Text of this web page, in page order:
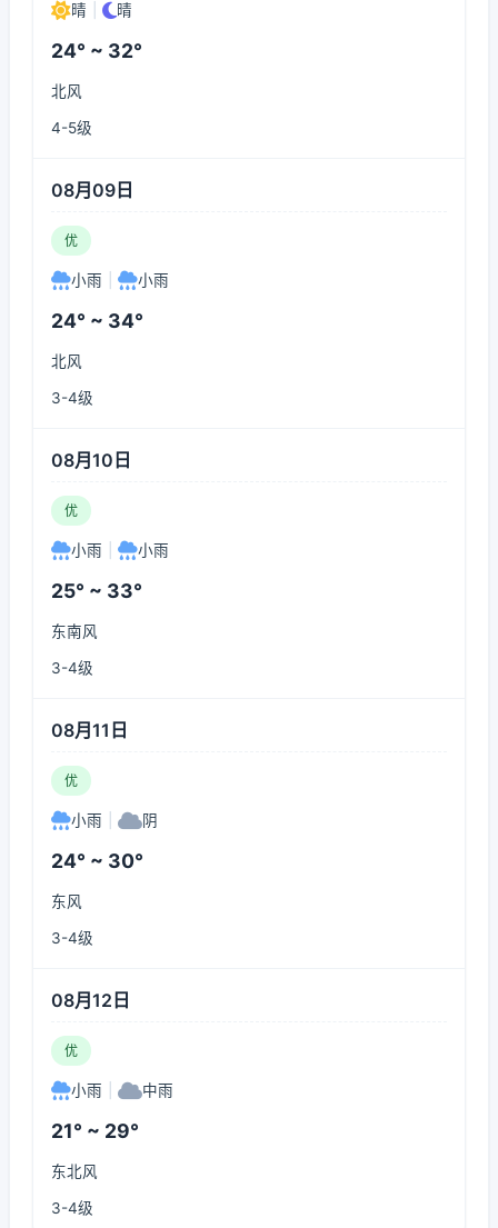
晴 晴
24° ~ 32°
北风
4-5级
08月09日
优
小雨 小雨
24° ~ 34°
北风
3-4级
08月10日
优
小雨 小雨
25° ~ 33°
东南风
3-4级
08月11日
优
小雨 阴
24° ~ 30°
东风
3-4级
08月12日
优
小雨 中雨
21° ~ 29°
东北风
3-4级